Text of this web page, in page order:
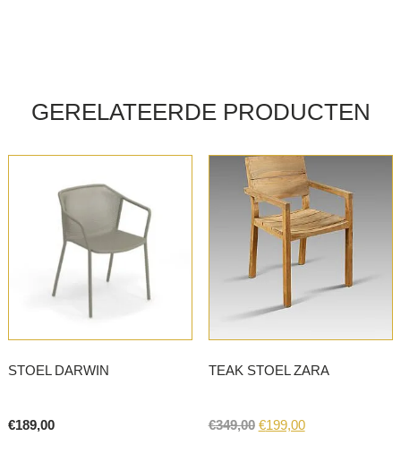
variants.
GERELATEERDE PRODUCTEN
STOEL DARWIN
€189,00
TEAK STOEL ZARA
€349,00 Original
€199,00Current